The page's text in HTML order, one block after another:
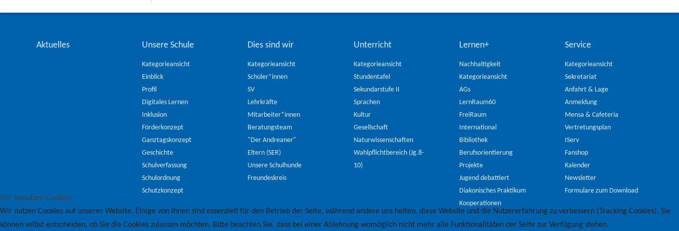
Aktuelles Unsere Schule
Kategorieansicht
Einblick
Profil
Digitales Lernen
Inklusion
Förderkonzept
Ganztagskonzept
Geschichte
Schulverfassung
Schulordnung
Schutzkonzept
Dies sind wir
Kategorieansicht
Schüler*innen
SV
Lehrkräfte
Mitarbeiter*innen
Beratungsteam
"Der Andreaner"
Eltern (SER)
Unsere Schulhunde
Freundeskreis
Unterricht
Kategorieansicht
Stundentafel
Sekundarstufe II
Sprachen
Kultur
Gesellschaft
Naturwissenschaften
Wahlpflichtbereich (Jg.8-
10)
Lernen+
Nachhaltigkeit
Kategorieansicht
AGs
LernRaum60
FreiRaum
International
Bibliothek
Berufsorientierung
Projekte
Jugend debattiert
Diakonisches Praktikum
Kooperationen
Service
Kategorieansicht
Sekretariat
Anfahrt & Lage
Anmeldung
Mensa & Cafeteria
Vertretungsplan
IServ
Fanshop
Kalender
Newsletter
Formulare zum Download
Wir benutzen Cookies
Wir nutzen Cookies auf unserer Website. Einige von ihnen sind essenziell für den Betrieb der Seite, während andere uns helfen, diese Website und die Nutzererfahrung zu verbessern (Tracking Cookies). Sie
können selbst entscheiden, ob Sie die Cookies zulassen möchten. Bitte beachten Sie, dass bei einer Ablehnung womöglich nicht mehr alle Funktionalitäten der Seite zur Verfügung stehen.